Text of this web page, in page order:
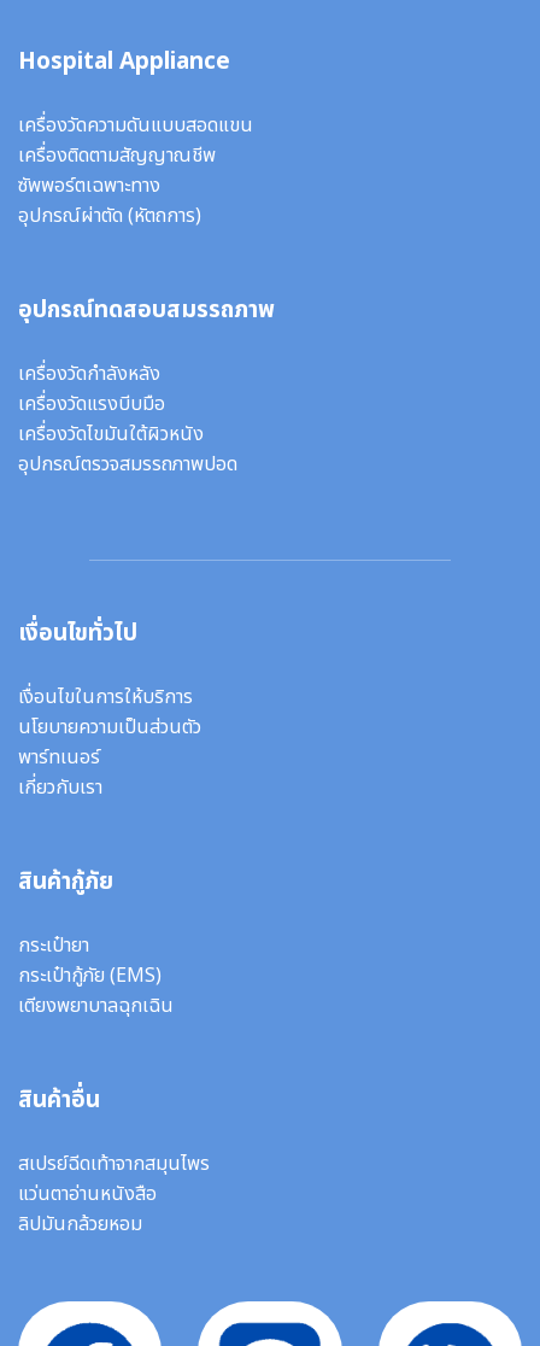
Hospital Appliance
เครื่องวัดความดันแบบสอดแขน
เครื่องติดตามสัญญาณชีพ
ซัพพอร์ตเฉพาะทาง
อุปกรณ์ผ่าตัด (หัตถการ)
อุปกรณ์ทดสอบสมรรถภาพ
เครื่องวัดกำลังหลัง
เครื่องวัดแรงบีบมือ
เครื่องวัดไขมันใต้ผิวหนัง
อุปกรณ์ตรวจสมรรถภาพปอด
เงื่อนไขทั่วไป
เงื่อนไขในการให้บริการ
นโยบายความเป็นส่วนตัว
พาร์ทเนอร์
เกี่ยวกับเรา
สินค้ากู้ภัย
กระเป๋ายา
กระเป๋ากู้ภัย (EMS)
เตียงพยาบาลฉุกเฉิน
สินค้าอื่น
สเปรย์ฉีดเท้าจากสมุนไพร
แว่นตาอ่านหนังสือ
ลิปมันกล้วยหอม